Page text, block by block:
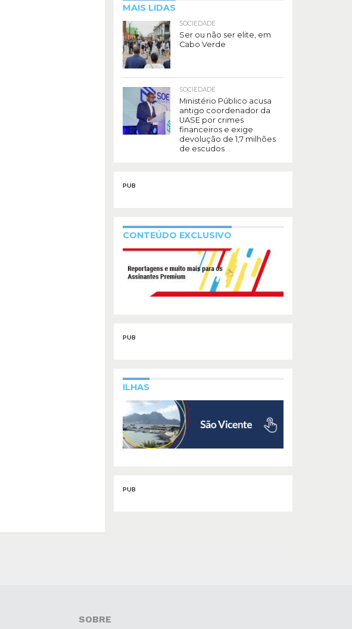
MAIS LIDAS
SOCIEDADE
Ser ou não ser elite, em
Cabo Verde
SOCIEDADE
Ministério Público acusa
antigo coordenador da
UASE por crimes
financeiros e exige
devolução de 1,7 milhões
de escudos
PUB
CONTEÚDO EXCLUSIVO
PUB
ILHAS
PUB
SOBRE